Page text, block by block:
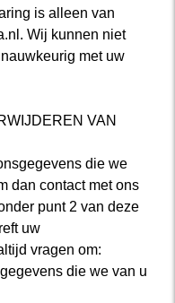
is alleen van
Wij kunnen niet
met uw
VAN
die we
dan contact met ons
punt 2 van deze
uw
vragen om:
die we van u